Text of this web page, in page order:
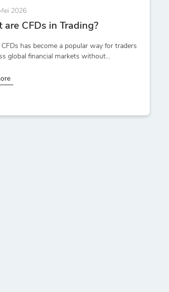
2026
are CFDs in Trading?
CFDs has become a popular way for traders
global financial markets without...